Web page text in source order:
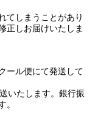
てしまうことがあり
正しお届けいたしま
ール便にて発送して
いたします。銀行振
。